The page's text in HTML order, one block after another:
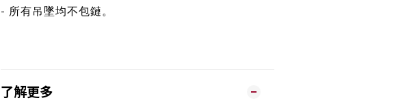
- 所有吊墜均不包鏈。
了解更多